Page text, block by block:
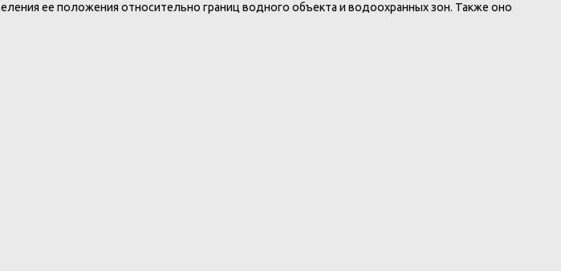
ее положения относительно границ водного объекта и водоохранных зон. Также оно